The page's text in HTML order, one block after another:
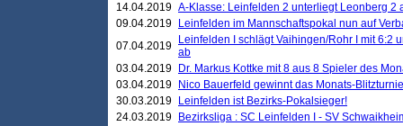
14.04.2019 A-Klasse: Leinfelden 2 unterliegt Leonberg 2
09.04.2019
Leinfelden im Mannschaftspokal nun auf
07.04.2019
Leinfelden I schlägt Vaihingen/Rohr I mit 6:2
ab
03.04.2019
Dr. Markus Kottke mit 8 aus 8 Spieler des
03.04.2019
Nico Bauerfeld gewinnt das Monats-
30.03.2019
Leinfelden ist Bezirks-Pokalsieger!
24.03.2019
Bezirksliga : SC Leinfelden I - SV